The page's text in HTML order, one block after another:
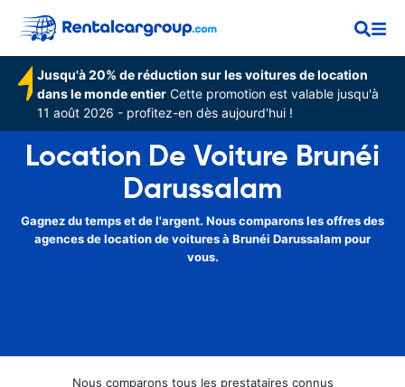
Jusqu'à 20% de réduction sur les voitures de location
dans le monde entier Cette promotion est valable jusqu'à
11 août 2026 - profitez-en dès aujourd'hui !
Location De Voiture Brunéi
Darussalam
Gagnez du temps et de l'argent. Nous comparons les offres des
agences de location de voitures à Brunéi Darussalam pour
vous.
Nous comparons tous les prestataires connus